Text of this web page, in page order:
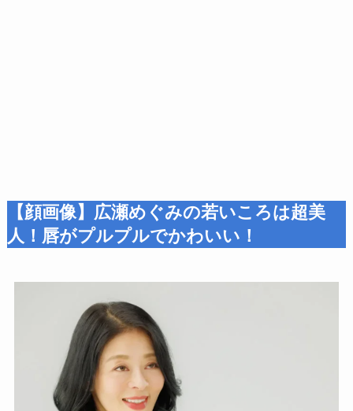
【顔画像】広瀬めぐみの若いころは超美
人！唇がプルプルでかわいい！